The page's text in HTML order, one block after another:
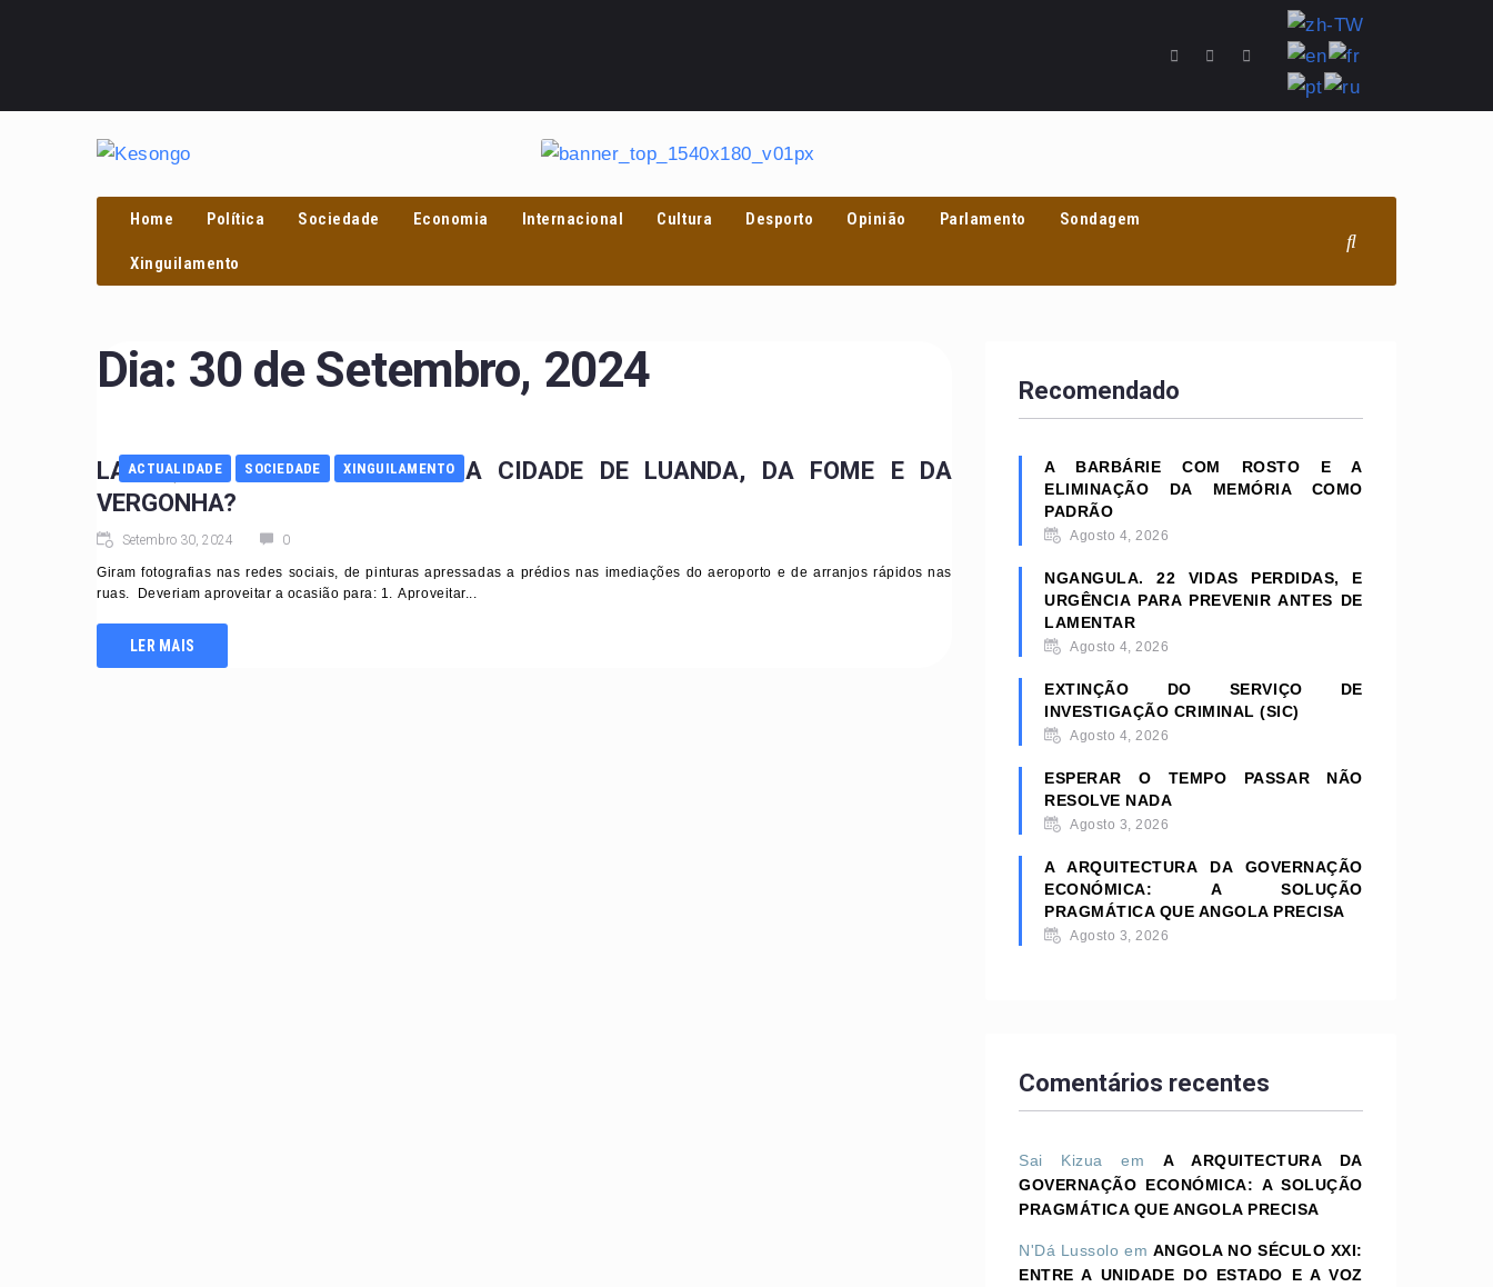
Home Política Sociedade Economia Internacional Cultura Desporto Opinião Parlamento Sondagem
Xinguilamento
Dia: 30 de Setembro, 2024
ACTUALIDADE SOCIEDADE XINGUILAMENTO
LAVAR, OU TAPAR A CARA DA CIDADE DE LUANDA, DA FOME E DA
VERGONHA?
Setembro 30, 2024 0
Giram fotografias nas redes sociais, de pinturas apressadas a prédios nas imediações do aeroporto e de arranjos rápidos nas
ruas. Deveriam aproveitar a ocasião para: 1.⁠ ⁠Aproveitar...
LER MAIS
Recomendado
A BARBÁRIE COM ROSTO E A
ELIMINAÇÃO DA MEMÓRIA COMO
PADRÃO
Agosto 4, 2026
NGANGULA. 22 VIDAS PERDIDAS, E
URGÊNCIA PARA PREVENIR ANTES DE
LAMENTAR
Agosto 4, 2026
EXTINÇÃO DO SERVIÇO DE
INVESTIGAÇÃO CRIMINAL (SIC)
Agosto 4, 2026
ESPERAR O TEMPO PASSAR NÃO
RESOLVE NADA
Agosto 3, 2026
A ARQUITECTURA DA GOVERNAÇÃO
ECONÓMICA: A SOLUÇÃO
PRAGMÁTICA QUE ANGOLA PRECISA
Agosto 3, 2026
Comentários recentes
Sai Kizua emA ARQUITECTURA DA
GOVERNAÇÃO ECONÓMICA: A SOLUÇÃO
PRAGMÁTICA QUE ANGOLA PRECISA
N'Dá Lussolo em ANGOLA NO SÉCULO XXI:
ENTRE A UNIDADE DO ESTADO E A VOZ